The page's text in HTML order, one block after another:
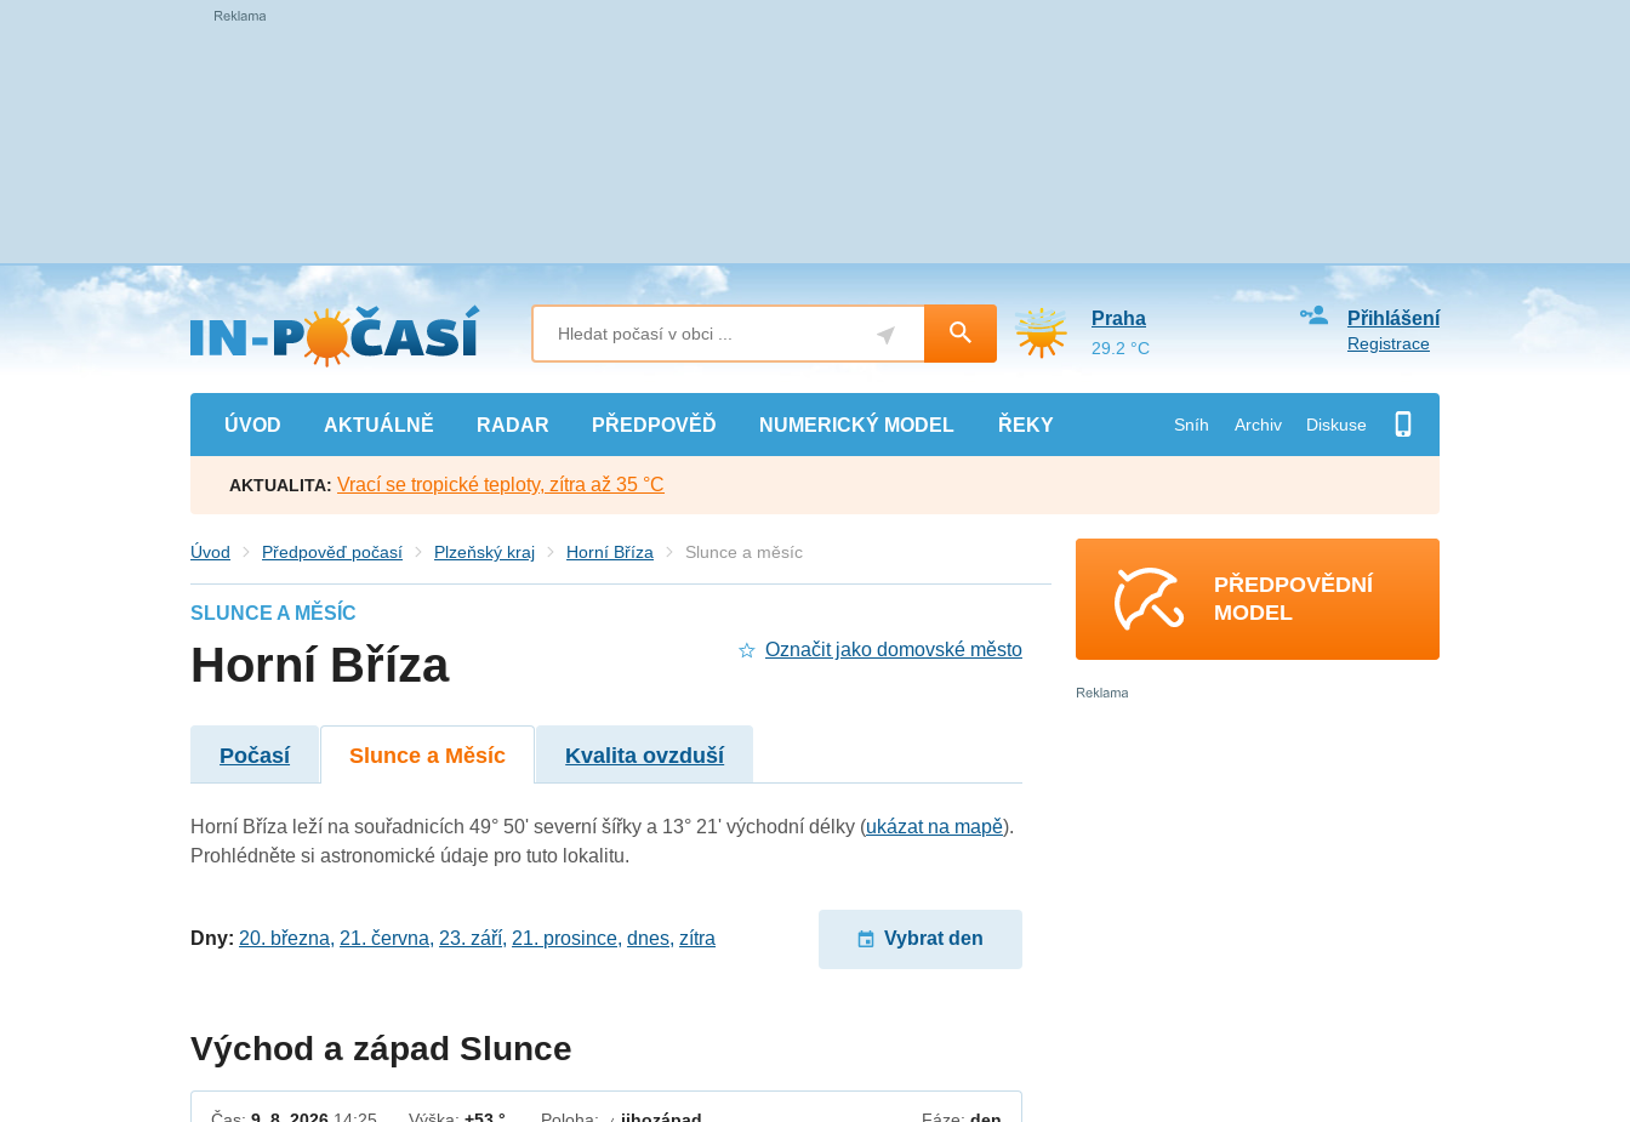
Přejít
na
hlavní
obsah
ÚVOD AKTUÁLNĚ RADAR PŘEDPOVĚĎ NUMERICKÝ MODEL ŘEKY Sníh Archiv Diskuse
Přihlášení
Registrace
Praha
29.2 °C
AKTUALITA: Vrací se tropické teploty, zítra až 35 °C
Úvod Předpověď počasí Plzeňský kraj Horní Bříza Slunce a měsíc
SLUNCE A MĚSÍC
Horní Bříza Označit jako domovské město
Počasí Slunce a Měsíc Kvalita ovzduší
Horní Bříza leží na souřadnicích 49° 50' severní šířky a 13° 21' východní délky (ukázat na mapě).
Prohlédněte si astronomické údaje pro tuto lokalitu.
Dny: 20. března, 21. června, 23. září, 21. prosince,dnes,zítra Vybrat den
Východ a západ Slunce
PŘEDPOVĚDNÍ
MODEL